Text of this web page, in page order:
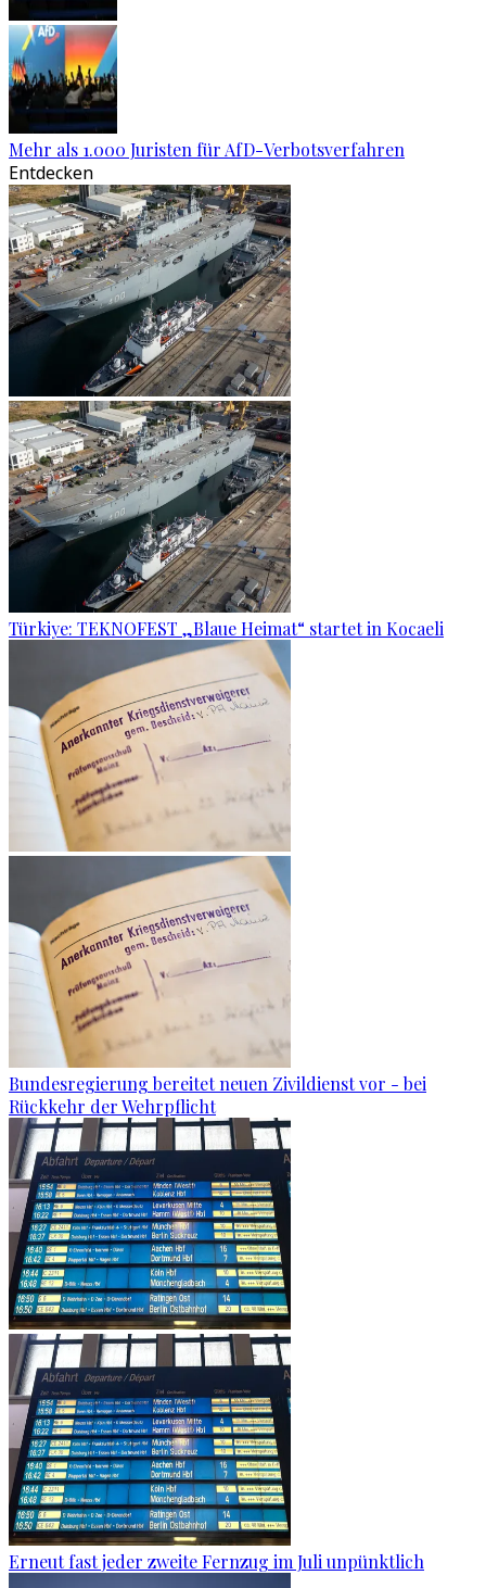
Mehr als 1.000 Juristen für AfD-Verbotsverfahren
Entdecken
Türkiye: TEKNOFEST „Blaue Heimat“ startet in Kocaeli
Bundesregierung bereitet neuen Zivildienst vor - bei
Rückkehr der Wehrpflicht
Erneut fast jeder zweite Fernzug im Juli unpünktlich